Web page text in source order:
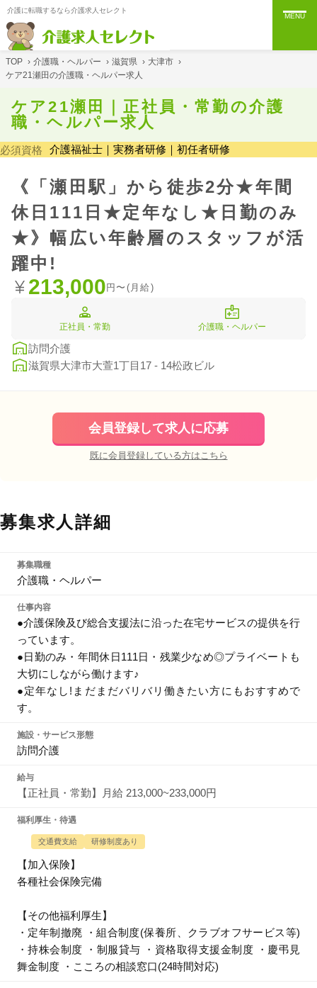
介護に転職するなら介護求人セレクト
MENU
TOP › 介護職・ヘルパー › 滋賀県 › 大津市 ›
ケア21瀬田の介護職・ヘルパー求人
ケア21瀬田｜正社員・常勤の介護
職・ヘルパー求人
必須資格 介護福祉士｜実務者研修｜初任者研修
《「瀬田駅」から徒歩2分★年間
休日111日★定年なし★日勤のみ
★》幅広い年齢層のスタッフが活
躍中!
213,000円〜(月給)
正社員・常勤 介護職・ヘルパー
訪問介護
滋賀県大津市大萱1丁目17 - 14松政ビル
会員登録して求人に応募
既に会員登録している方はこちら
募集求人詳細
募集職種
介護職・ヘルパー
仕事内容
●介護保険及び総合支援法に沿った在宅サービスの提供を行
っています。
●日勤のみ・年間休日111日・残業少なめ◎プライベートも
大切にしながら働けます♪
●定年なし!まだまだバリバリ働きたい方にもおすすめで
す。
施設・サービス形態
訪問介護
給与
【正社員・常勤】月給 213,000~233,000円
福利厚生・待遇
交通費支給 研修制度あり
【加入保険】
各種社会保険完備
【その他福利厚生】
・定年制撤廃 ・組合制度(保養所、クラブオフサービス等)
・持株会制度 ・制服貸与 ・資格取得支援金制度 ・慶弔見
舞金制度 ・こころの相談窓口(24時間対応)